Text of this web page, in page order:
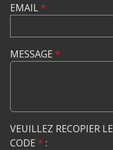
EMAIL*
MESSAGE *
VEUILLEZ RECOPIER LE
CODE * :